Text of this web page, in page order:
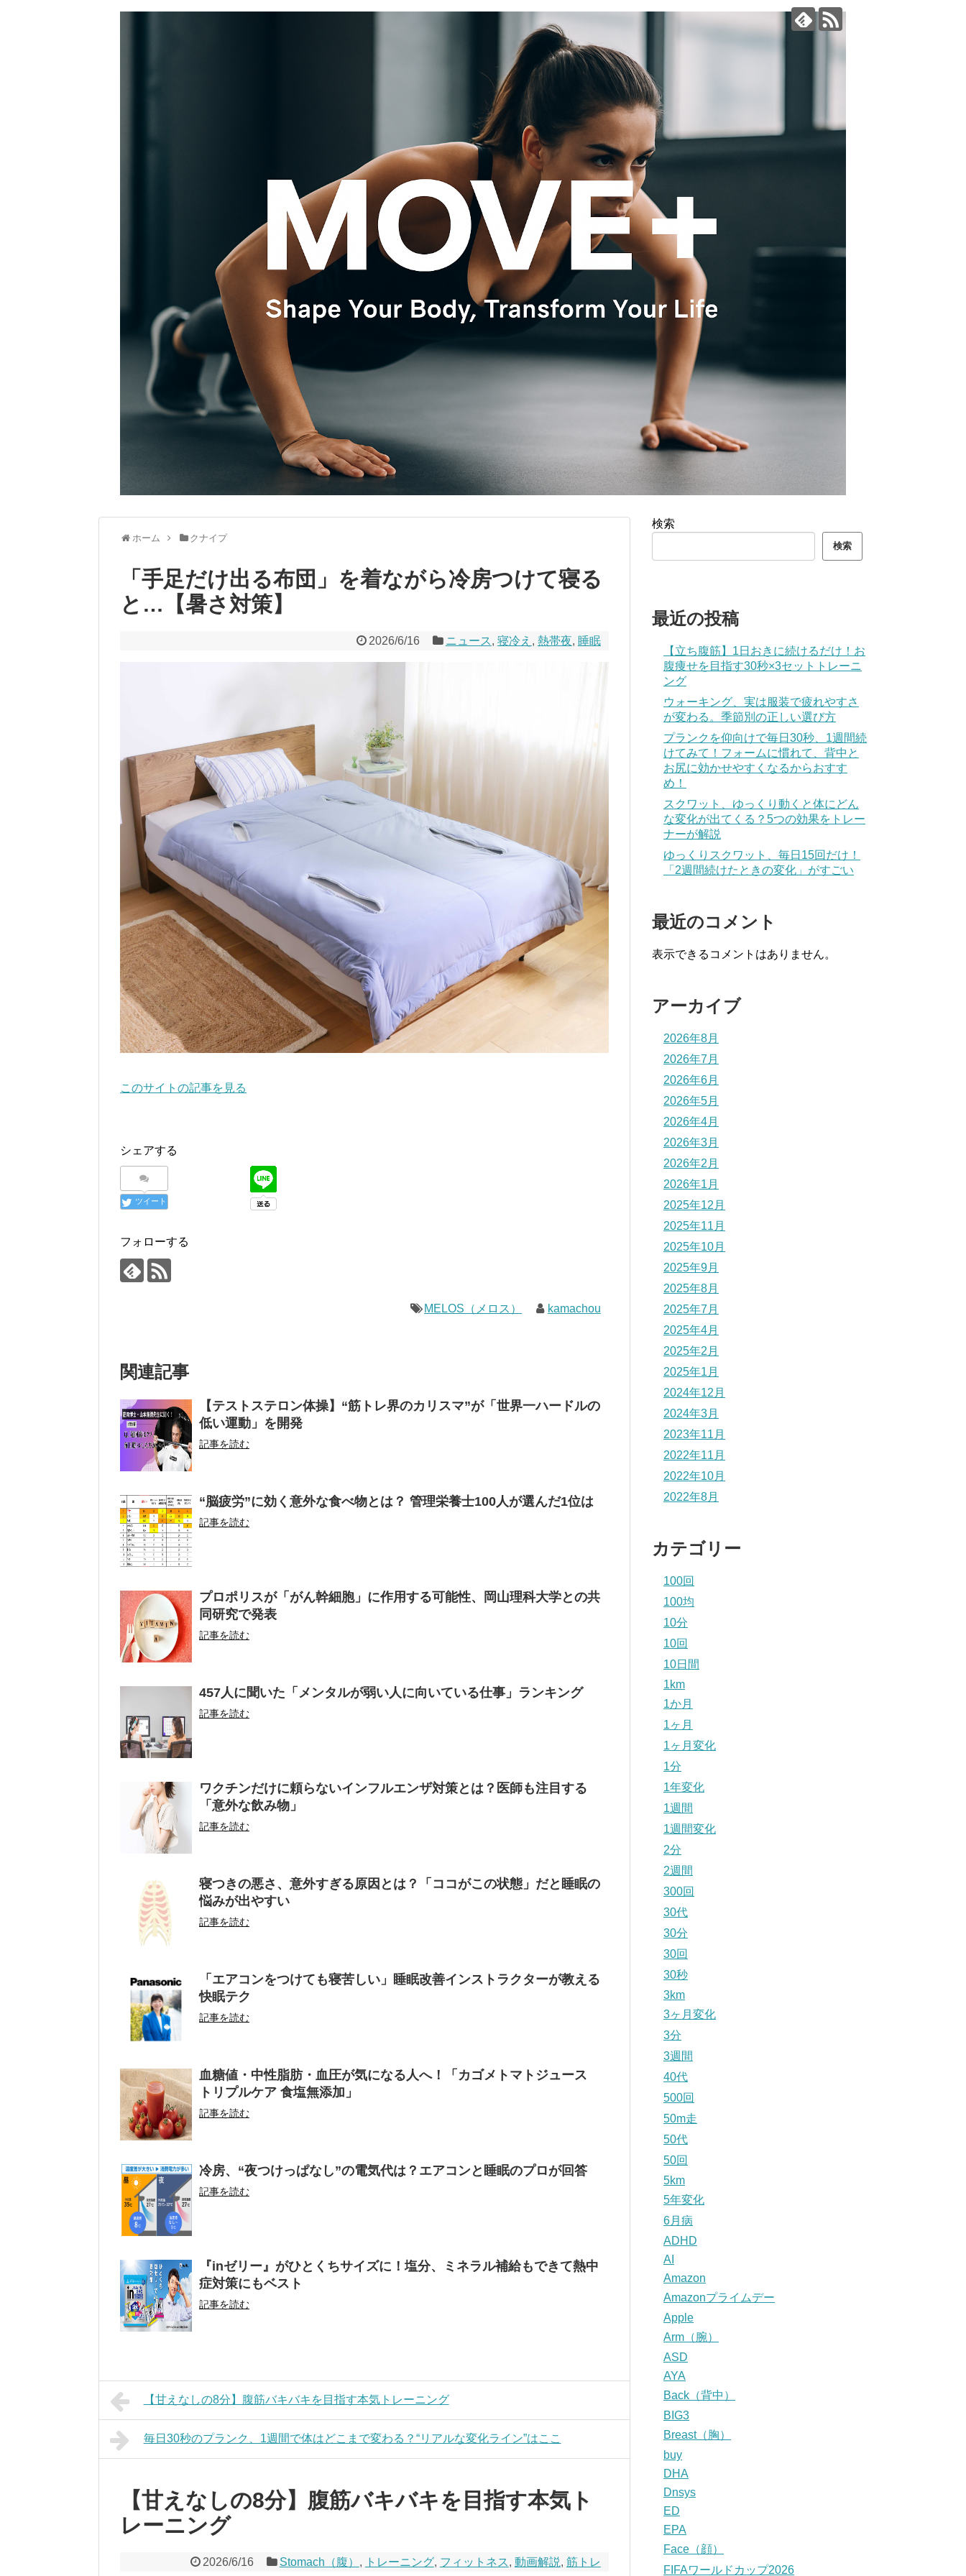
ホーム クナイプ
「手足だけ出る布団」を着ながら冷房つけて寝る
と…【暑さ対策】
2026/6/16 ニュース, 寝冷え , 熱帯夜, 睡眠
このサイトの記事を見る
シェアする
ツイート
フォローする
MELOS（メロス） kamachou
関連記事
【テストステロン体操】“筋トレ界のカリスマ”が「世界一ハードルの
低い運動」を開発
記事を読む
“脳疲労”に効く意外な食べ物とは？ 管理栄養士100人が選んだ1位は
記事を読む
プロポリスが「がん幹細胞」に作用する可能性、岡山理科大学との共
同研究で発表
記事を読む
457人に聞いた「メンタルが弱い人に向いている仕事」ランキング
記事を読む
ワクチンだけに頼らないインフルエンザ対策とは？医師も注目する
「意外な飲み物」
記事を読む
寝つきの悪さ、意外すぎる原因とは？「ココがこの状態」だと睡眠の
悩みが出やすい
記事を読む
「エアコンをつけても寝苦しい」睡眠改善インストラクターが教える
快眠テク
記事を読む
血糖値・中性脂肪・血圧が気になる人へ！「カゴメトマトジュース
トリプルケア 食塩無添加」
記事を読む
冷房、“夜つけっぱなし”の電気代は？エアコンと睡眠のプロが回答
記事を読む
『inゼリー』がひとくちサイズに！塩分、ミネラル補給もできて熱中
症対策にもベスト
記事を読む
【甘えなしの8分】腹筋バキバキを目指す本気トレーニング
毎日30秒のプランク、1週間で体はどこまで変わる？“リアルな変化ライン”はここ
【甘えなしの8分】腹筋バキバキを目指す本気ト
レーニング
2026/6/16 Stomach（腹） , トレーニング, フィットネス, 動画解説, 筋トレ
検索
検索
最近の投稿
【立ち腹筋】1日おきに続けるだけ！お
腹痩せを目指す30秒×3セットトレーニ
ング
ウォーキング、実は服装で疲れやすさ
が変わる。季節別の正しい選び方
プランクを仰向けで毎日30秒、1週間続
けてみて！フォームに慣れて、背中と
お尻に効かせやすくなるからおすす
め！
スクワット、ゆっくり動くと体にどん
な変化が出てくる？5つの効果をトレー
ナーが解説
ゆっくりスクワット、毎日15回だけ！
「2週間続けたときの変化」がすごい
最近のコメント
表示できるコメントはありません。
アーカイブ
2026年8月
2026年7月
2026年6月
2026年5月
2026年4月
2026年3月
2026年2月
2026年1月
2025年12月
2025年11月
2025年10月
2025年9月
2025年8月
2025年7月
2025年4月
2025年2月
2025年1月
2024年12月
2024年3月
2023年11月
2022年11月
2022年10月
2022年8月
カテゴリー
100回
100均
10分
10回
10日間
1km
1か月
1ヶ月
1ヶ月変化
1分
1年変化
1週間
1週間変化
2分
2週間
300回
30代
30分
30回
30秒
3km
3ヶ月変化
3分
3週間
40代
500回
50m走
50代
50回
5km
5年変化
6月病
ADHD
AI
Amazon
Amazonプライムデー
Apple
Arm（腕）
ASD
AYA
Back（背中）
BIG3
Breast（胸）
buy
DHA
Dnsys
ED
EPA
Face（顔）
FIFAワールドカップ2026